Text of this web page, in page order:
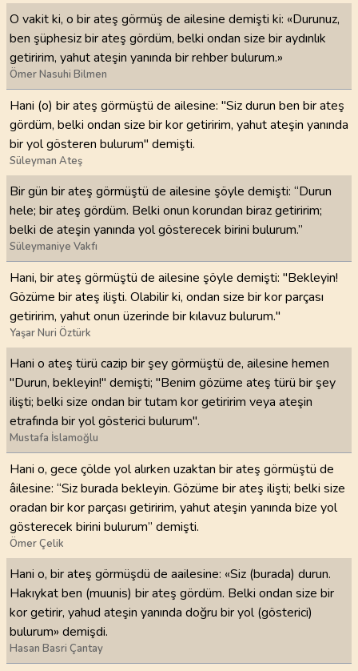
O vakit ki, o bir ateş görmüş de ailesine demişti ki: «Durunuz,
ben şüphesiz bir ateş gördüm, belki ondan size bir aydınlık
getiririm, yahut ateşin yanında bir rehber bulurum.»
Ömer Nasuhi Bilmen
Hani (o) bir ateş görmüştü de ailesine: "Siz durun ben bir ateş
gördüm, belki ondan size bir kor getiririm, yahut ateşin yanında
bir yol gösteren bulurum" demişti.
Süleyman Ateş
Bir gün bir ateş görmüştü de ailesine şöyle demişti: “Durun
hele; bir ateş gördüm. Belki onun korundan biraz getiririm;
belki de ateşin yanında yol gösterecek birini bulurum.”
Süleymaniye Vakfı
Hani, bir ateş görmüştü de ailesine şöyle demişti: "Bekleyin!
Gözüme bir ateş ilişti. Olabilir ki, ondan size bir kor parçası
getiririm, yahut onun üzerinde bir kılavuz bulurum."
Yaşar Nuri Öztürk
Hani o ateş türü cazip bir şey görmüştü de, ailesine hemen
"Durun, bekleyin!" demişti; "Benim gözüme ateş türü bir şey
ilişti; belki size ondan bir tutam kor getiririm veya ateşin
etrafında bir yol gösterici bulurum".
Mustafa İslamoğlu
Hani o, gece çölde yol alırken uzaktan bir ateş görmüştü de
âilesine: “Siz burada bekleyin. Gözüme bir ateş ilişti; belki size
oradan bir kor parçası getiririm, yahut ateşin yanında bize yol
gösterecek birini bulurum” demişti.
Ömer Çelik
Hani o, bir ateş görmüşdü de aailesine: «Siz (burada) durun.
Hakıykat ben (muunis) bir ateş gördüm. Belki ondan size bir
kor getirir, yahud ateşin yanında doğru bir yol (gösterici)
bulurum» demişdi.
Hasan Basri Çantay